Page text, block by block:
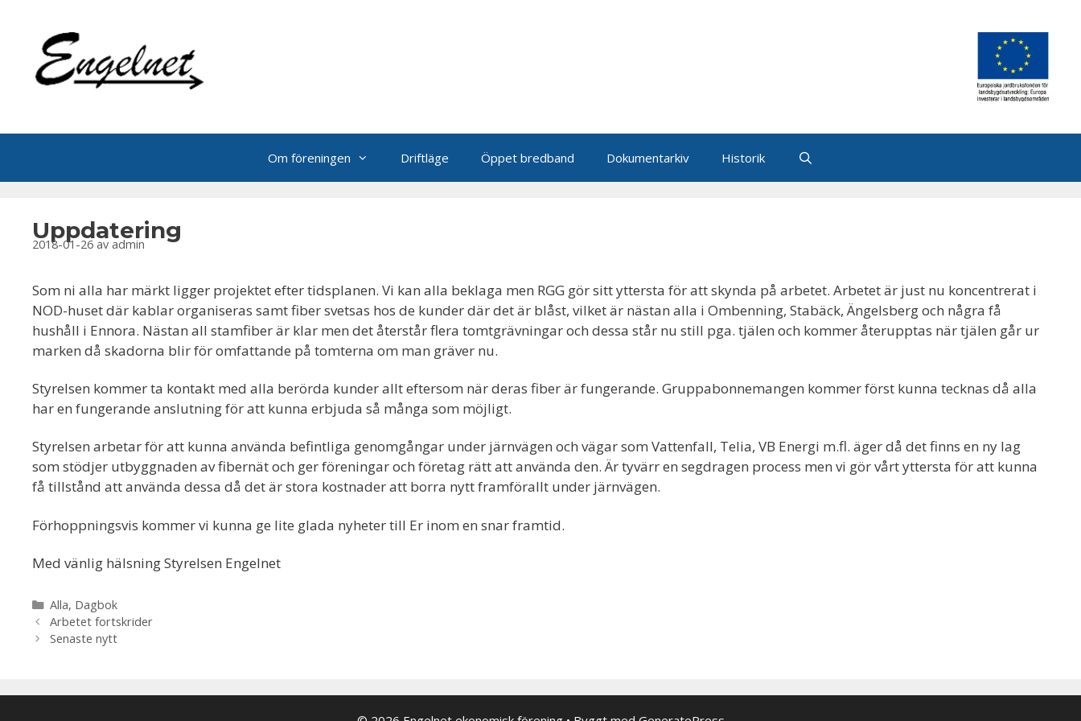
innehåll
Om föreningen Driftläge Öppet bredband Dokumentarkiv Historik
Uppdatering
2018-01-26 av admin
Som ni alla har märkt ligger projektet efter tidsplanen. Vi kan alla beklaga men RGG gör sitt yttersta för att skynda på arbetet. Arbetet är just nu koncentrerat i
NOD-huset där kablar organiseras samt fiber svetsas hos de kunder där det är blåst, vilket är nästan alla i Ombenning, Stabäck, Ängelsberg och några få
hushåll i Ennora. Nästan all stamfiber är klar men det återstår flera tomtgrävningar och dessa står nu still pga. tjälen och kommer återupptas när tjälen går ur
marken då skadorna blir för omfattande på tomterna om man gräver nu.
Styrelsen kommer ta kontakt med alla berörda kunder allt eftersom när deras fiber är fungerande. Gruppabonnemangen kommer först kunna tecknas då alla
har en fungerande anslutning för att kunna erbjuda så många som möjligt.
Styrelsen arbetar för att kunna använda befintliga genomgångar under järnvägen och vägar som Vattenfall, Telia, VB Energi m.fl. äger då det finns en ny lag
som stödjer utbyggnaden av fibernät och ger föreningar och företag rätt att använda den. Är tyvärr en segdragen process men vi gör vårt yttersta för att kunna
få tillstånd att använda dessa då det är stora kostnader att borra nytt framförallt under järnvägen.
Förhoppningsvis kommer vi kunna ge lite glada nyheter till Er inom en snar framtid.
Med vänlig hälsning Styrelsen Engelnet
Kategorier
Alla, Dagbok
Arbetet fortskrider
Senaste nytt